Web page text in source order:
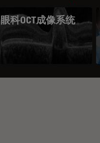
眼科OCT成像系统